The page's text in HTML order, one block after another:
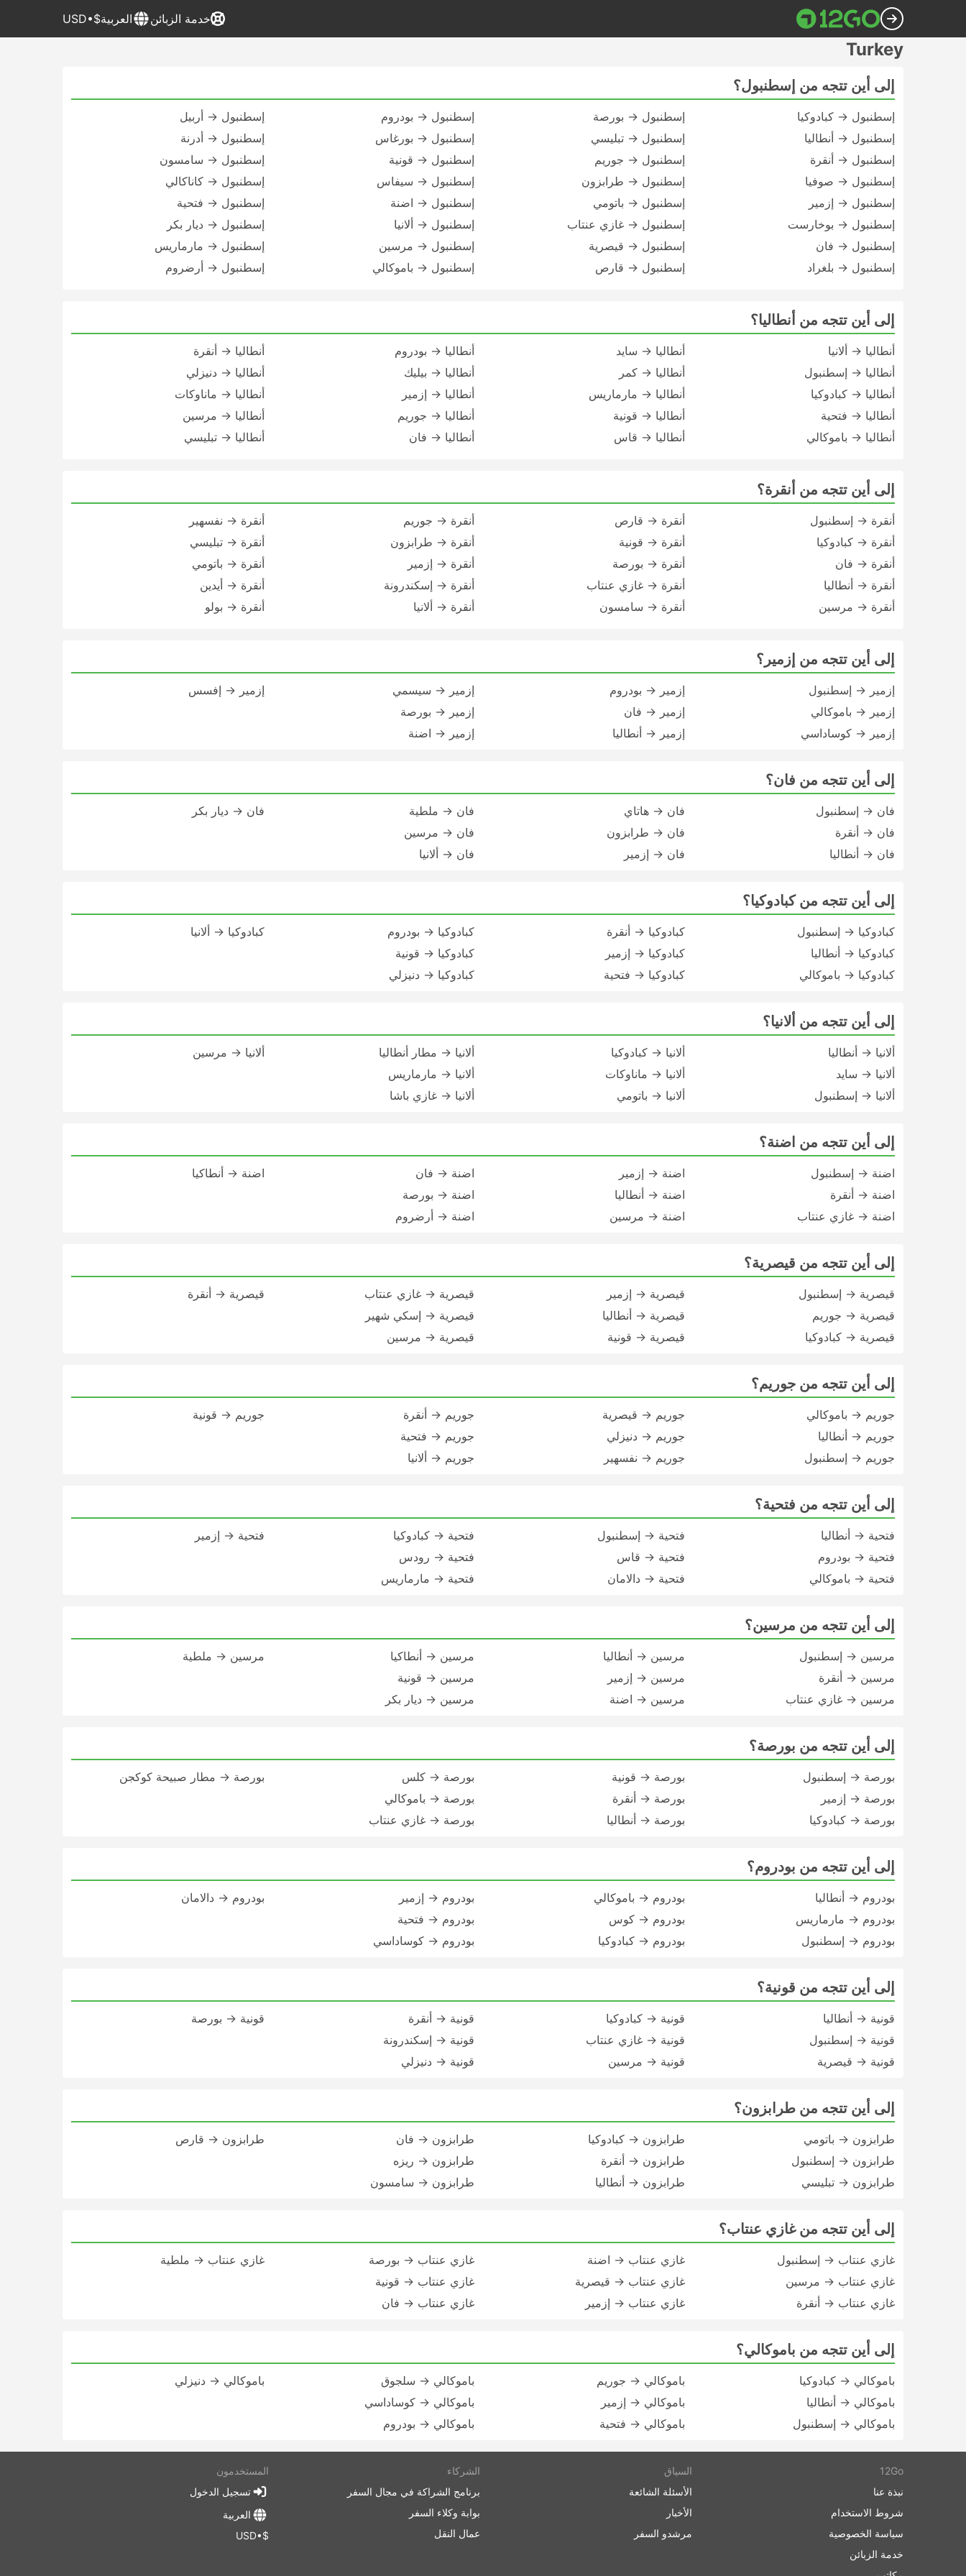
خدمة الزبائن العربية$•USD
Turkey
إلى أين تتجه من إسطنبول؟
إسطنبول → كبادوكيا
إسطنبول → أنطاليا
إسطنبول → أنقرة
إسطنبول → صوفيا
إسطنبول → إزمير
إسطنبول → بوخارست
إسطنبول → فان
إسطنبول → بلغراد
إسطنبول → بورصة
إسطنبول → تبليسي
إسطنبول → جوريم
إسطنبول → طرابزون
إسطنبول → باتومي
إسطنبول → غازي عنتاب
إسطنبول → قيصرية
إسطنبول → قارص
إسطنبول → بودروم
إسطنبول → بورغاس
إسطنبول → قونية
إسطنبول → سيفاس
إسطنبول → اضنة
إسطنبول → ألانيا
إسطنبول → مرسين
إسطنبول → باموكالي
إسطنبول → أربيل
إسطنبول → أدرنة
إسطنبول → سامسون
إسطنبول → كاناكالي
إسطنبول → فتحية
إسطنبول → ديار بكر
إسطنبول → مارماريس
إسطنبول → أرضروم
إلى أين تتجه من أنطاليا؟
أنطاليا → ألانيا
أنطاليا → إسطنبول
أنطاليا → كبادوكيا
أنطاليا → فتحية
أنطاليا → باموكالي
أنطاليا → سايد
أنطاليا → کمر
أنطاليا → مارماريس
أنطاليا → قونية
أنطاليا → قاس
أنطاليا → بودروم
أنطاليا → بيليك
أنطاليا → إزمير
أنطاليا → جوريم
أنطاليا → فان
أنطاليا → أنقرة
أنطاليا → دنيزلي
أنطاليا → ماناوكات
أنطاليا → مرسين
أنطاليا → تبليسي
إلى أين تتجه من أنقرة؟
أنقرة → إسطنبول
أنقرة → كبادوكيا
أنقرة → فان
أنقرة → أنطاليا
أنقرة → مرسين
أنقرة → قارص
أنقرة → قونية
أنقرة → بورصة
أنقرة → غازي عنتاب
أنقرة → سامسون
أنقرة → جوريم
أنقرة → طرابزون
أنقرة → إزمير
أنقرة → إسكندرونة
أنقرة → ألانيا
أنقرة → نفسهير
أنقرة → تبليسي
أنقرة → باتومي
أنقرة → أيدين
أنقرة → بولو
إلى أين تتجه من إزمير؟
إزمير → إسطنبول
إزمير → باموكالي
إزمير → كوساداسي
إزمير → بودروم
إزمير → فان
إزمير → أنطاليا
إزمير → سيسمي
إزمير → بورصة
إزمير → اضنة
إزمير → إفسس
إلى أين تتجه من فان؟
فان → إسطنبول
فان → أنقرة
فان → أنطاليا
فان → هاتاي
فان → طرابزون
فان → إزمير
فان → ملطية
فان → مرسين
فان → ألانيا
فان → ديار بكر
إلى أين تتجه من كبادوكيا؟
كبادوكيا → إسطنبول
كبادوكيا → أنطاليا
كبادوكيا → باموكالي
كبادوكيا → أنقرة
كبادوكيا → إزمير
كبادوكيا → فتحية
كبادوكيا → بودروم
كبادوكيا → قونية
كبادوكيا → دنيزلي
كبادوكيا → ألانيا
إلى أين تتجه من ألانيا؟
ألانيا → أنطاليا
ألانيا → سايد
ألانيا → إسطنبول
ألانيا → كبادوكيا
ألانيا → ماناوكات
ألانيا → باتومي
ألانيا → مطار أنطاليا
ألانيا → مارماريس
ألانيا → غازي باشا
ألانيا → مرسين
إلى أين تتجه من اضنة؟
اضنة → إسطنبول
اضنة → أنقرة
اضنة → غازي عنتاب
اضنة → إزمير
اضنة → أنطاليا
اضنة → مرسين
اضنة → فان
اضنة → بورصة
اضنة → أرضروم
اضنة → أنطاكيا
إلى أين تتجه من قيصرية؟
قيصرية → إسطنبول
قيصرية → جوريم
قيصرية → كبادوكيا
قيصرية → إزمير
قيصرية → أنطاليا
قيصرية → قونية
قيصرية → غازي عنتاب
قيصرية → إسكي شهير
قيصرية → مرسين
قيصرية → أنقرة
إلى أين تتجه من جوريم؟
جوريم → باموكالي
جوريم → أنطاليا
جوريم → إسطنبول
جوريم → قيصرية
جوريم → دنيزلي
جوريم → نفسهير
جوريم → أنقرة
جوريم → فتحية
جوريم → ألانيا
جوريم → قونية
إلى أين تتجه من فتحية؟
فتحية → أنطاليا
فتحية → بودروم
فتحية → باموكالي
فتحية → إسطنبول
فتحية → قاس
فتحية → دالامان
فتحية → كبادوكيا
فتحية → رودس
فتحية → مارماريس
فتحية → إزمير
إلى أين تتجه من مرسين؟
مرسين → إسطنبول
مرسين → أنقرة
مرسين → غازي عنتاب
مرسين → أنطاليا
مرسين → إزمير
مرسين → اضنة
مرسين → أنطاكيا
مرسين → قونية
مرسين → ديار بكر
مرسين → ملطية
إلى أين تتجه من بورصة؟
بورصة → إسطنبول
بورصة → إزمير
بورصة → كبادوكيا
بورصة → قونية
بورصة → أنقرة
بورصة → أنطاليا
بورصة → كلس
بورصة → باموكالي
بورصة → غازي عنتاب
بورصة → مطار صبيحة كوكجن
إلى أين تتجه من بودروم؟
بودروم → أنطاليا
بودروم → مارماريس
بودروم → إسطنبول
بودروم → باموكالي
بودروم → كوس
بودروم → كبادوكيا
بودروم → إزمير
بودروم → فتحية
بودروم → كوساداسي
بودروم → دالامان
إلى أين تتجه من قونية؟
قونية → أنطاليا
قونية → إسطنبول
قونية → قيصرية
قونية → كبادوكيا
قونية → غازي عنتاب
قونية → مرسين
قونية → أنقرة
قونية → إسكندرونة
قونية → دنيزلي
قونية → بورصة
إلى أين تتجه من طرابزون؟
طرابزون → باتومي
طرابزون → إسطنبول
طرابزون → تبليسي
طرابزون → كبادوكيا
طرابزون → أنقرة
طرابزون → أنطاليا
طرابزون → فان
طرابزون → ريزه
طرابزون → سامسون
طرابزون → قارص
إلى أين تتجه من غازي عنتاب؟
غازي عنتاب → إسطنبول
غازي عنتاب → مرسين
غازي عنتاب → أنقرة
غازي عنتاب → اضنة
غازي عنتاب → قيصرية
غازي عنتاب → إزمير
غازي عنتاب → بورصة
غازي عنتاب → قونية
غازي عنتاب → فان
غازي عنتاب → ملطية
إلى أين تتجه من باموكالي؟
باموكالي → كبادوكيا
باموكالي → أنطاليا
باموكالي → إسطنبول
باموكالي → جوريم
باموكالي → إزمير
باموكالي → فتحية
باموكالي → سلجوق
باموكالي → كوساداسي
باموكالي → بودروم
باموكالي → دنيزلي
12Go
نبذة عنا
شروط الاستخدام
سياسة الخصوصية
خدمة الزبائن
السياق
الأسئلة الشائعة
الأخبار
مرشدو السفر
الشركاء
برنامج الشراكة في مجال السفر
بوابة وكلاء السفر
عمال النقل
المستخدمون
تسجيل الدخول
العربية
$•USD